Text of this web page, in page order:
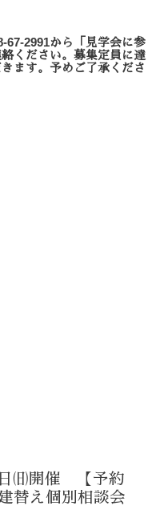
67-2991から「見学会に参
ください。募集定員に達
ます。予めご了承くださ
日㈰開催 【予約
替え個別相談会